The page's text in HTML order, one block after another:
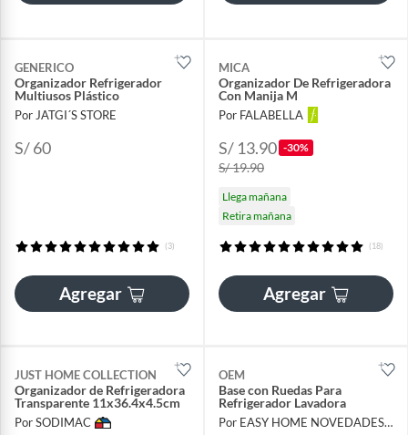
GENERICO
Organizador Refrigerador
Multiusos Plástico
Por JATGI´S STORE
S/ 60
(3)
Agregar
MICA
Organizador De Refrigeradora
Con Manija M
Por FALABELLA
S/ 13.90 -30%
S/ 19.90
Llega mañana
Retira mañana
(18)
Agregar
JUST HOME COLLECTION
Organizador de Refrigeradora
Transparente 11x36.4x4.5cm
Por SODIMAC
OEM
Base con Ruedas Para
Refrigerador Lavadora
Por EASY HOME NOVEDADES EIRL